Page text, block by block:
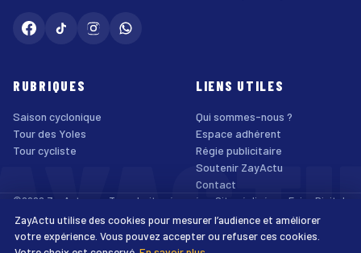
RUBRIQUES
Saison cyclonique
Tour des Yoles
Tour cycliste
LIENS UTILES
Qui sommes-nous ?
Espace adhérent
Régie publicitaire
Soutenir ZayActu
Contact
©2026 ZayActu.org. Tous droits réservés. · Site réalisé par Enjoy Digital
Agency
Mentions légales
Confidentialité Cookies Accessibilité
ZayActu utilise des cookies pour mesurer l’audience et améliorer
votre expérience. Vous pouvez accepter ou refuser ces cookies.